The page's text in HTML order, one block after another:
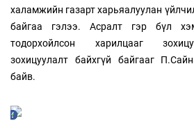
халамжийн газарт харьяалуулан
байгаа гэлээ. Асралт гэр бүл
тодорхойлсон харилцааг
зохицуулалт байхгүй байгааг
байв.